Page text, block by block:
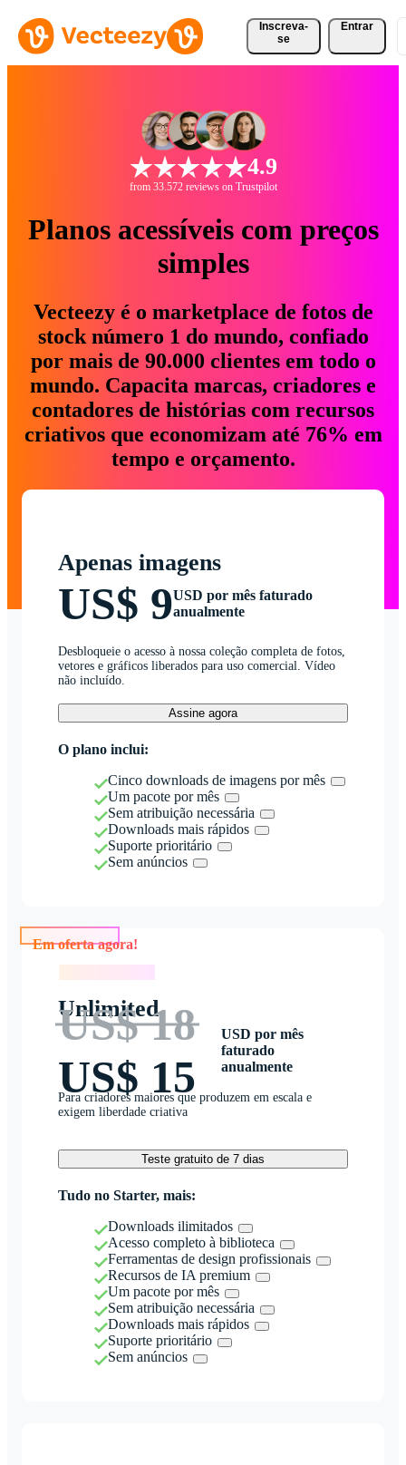
Inscreva-
se
Entrar
4.9
from 33.572 reviews on Trustpilot
Planos acessíveis com preços
simples
Vecteezy é o marketplace de fotos de
stock número 1 do mundo, confiado
por mais de 90.000 clientes em todo o
mundo. Capacita marcas, criadores e
contadores de histórias com recursos
criativos que economizam até 76% em
tempo e orçamento.
Apenas imagens
US$ 9USD por mês faturado
anualmente
Desbloqueie o acesso à nossa coleção completa de fotos,
vetores e gráficos liberados para uso comercial. Vídeo
não incluído.
Assine agora
O plano inclui:
Cinco downloads de imagens por mês
Um pacote por mês
Sem atribuição necessária
Downloads mais rápidos
Suporte prioritário
Sem anúncios
Unlimited
US$ 18
US$ 15
USD por mês
faturado
anualmente
Para criadores maiores que produzem em escala e
exigem liberdade criativa
Teste gratuito de 7 dias
Tudo no Starter, mais:
Downloads ilimitados
Acesso completo à biblioteca
Ferramentas de design profissionais
Recursos de IA premium
Um pacote por mês
Sem atribuição necessária
Downloads mais rápidos
Suporte prioritário
Sem anúncios